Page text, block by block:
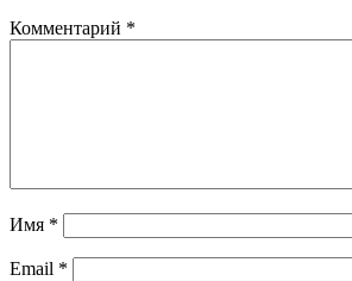
Комментарий *
Имя *
Email *